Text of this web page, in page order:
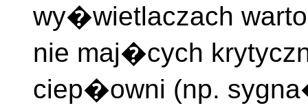
wy�wietlaczach
nie maj�cych
ciep�owni (np.